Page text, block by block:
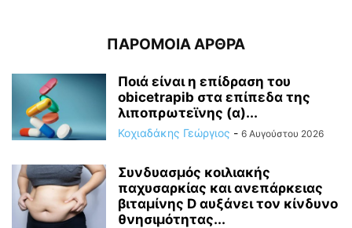
ΠΑΡΟΜΟΙΑ ΑΡΘΡΑ
Ποιά είναι η επίδραση του
obicetrapib στα επίπεδα της
λιποπρωτεϊνης (α)...
Κοχιαδάκης Γεώργιος - 6 Αυγούστου 2026
Συνδυασμός κοιλιακής
παχυσαρκίας και ανεπάρκειας
βιταμίνης D αυξάνει τον κίνδυνο
θνησιμότητας...